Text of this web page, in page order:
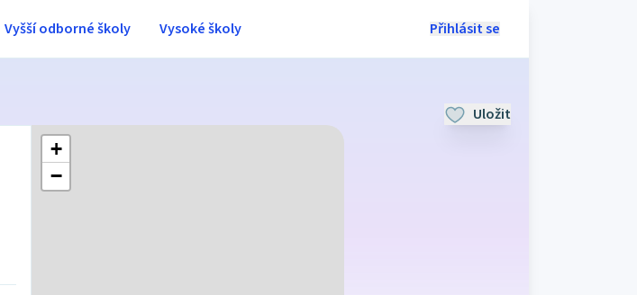
Přihlásit se
Vyšší odborné školy Vysoké školy
Uložit
+
−